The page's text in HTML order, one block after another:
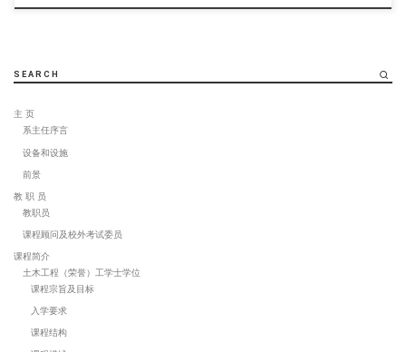
SEARCH
主 页
系主任序言
设备和设施
前景
教 职 员
教职员
课程顾问及校外考试委员
课程简介
土木工程（荣誉）工学士学位
课程宗旨及目标
入学要求
课程结构